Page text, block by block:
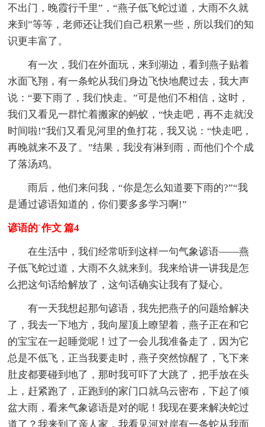
不出门，晚霞行千里”，“燕子低飞蛇过道，大雨不久就
来到”等等，老师还让我们自己积累一些，所以我们的知
识更丰富了。
有一次，我们在外面玩，来到湖边，看到燕子贴着
水面飞翔，有一条蛇从我们身边飞快地爬过去，我大声
说：“要下雨了，我们快走。”可是他们不相信，这时，
我们又看见一群忙着搬家的蚂蚁，“快走吧，再不走就没
时间啦!”我们又看见河里的鱼打花，我又说：“快走吧，
再晚就来不及了。”结果，我没有淋到雨，而他们个个成
了落汤鸡。
雨后，他们来问我，“你是怎么知道要下雨的?”“我
是通过谚语知道的，你们要多多学习啊!”
谚语的`作文 篇4
在生活中，我们经常听到这样一句气象谚语——燕
子低飞蛇过道，大雨不久就来到。我来给讲一讲我是怎
么把这句话给解放了，这句话确实让我有了疑心。
有一天我想起那句谚语，我先把燕子的问题给解决
了，我去一下地方，我向屋顶上瞭望着，燕子正在和它
的宝宝在一起睡觉呢！过了一会儿我准备走了，因为它
总是不低飞，正当我要走时，燕子突然惊醒了，飞下来
肚皮都要碰到地了，那时我可吓了大跳了，把手放在头
上，赶紧跑了，正跑到的家门口就乌云密布，下起了倾
盆大雨，看来气象谚语是对的呢！我现在要来解决蛇过
道了？我来到了亲人家，我看见河对岸有一条蛇从我面